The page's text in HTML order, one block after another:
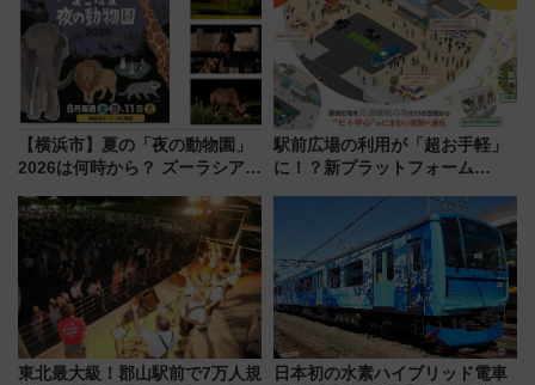
【横浜市】夏の「夜の動物園」
2026は何時から？ ズーラシア・
見どころ、限定イベントを徹底
解説！
駅前広場の利用が「超お手軽」
に！？新プラットフォーム
マホで簡単申請 物販や演奏会な
どに【JR東日本】
東北最大級！郡山駅前で7万人規
日本初の水素ハイブリッド電車